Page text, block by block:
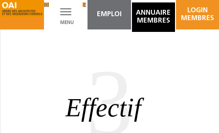
Toggle
navigation
MENU
EMPLOI
ANNUAIRE
MEMBRES
LOGIN
MEMBRES
ARCHITECTURE DU PAYSAGE
3
Effectif